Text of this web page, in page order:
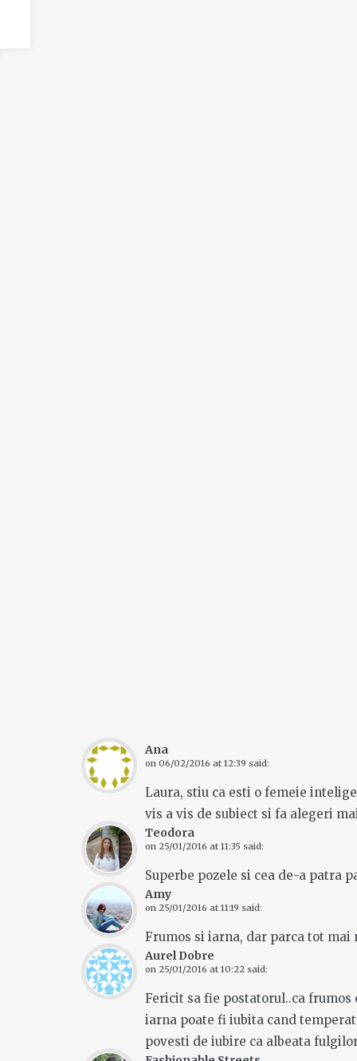
Ana
on 06/02/2016 at 12:39 said:
Laura, stiu ca esti o femeie
vis a vis de subiect si fa alegeri
Teodora
on 25/01/2016 at 11:35 said:
Superbe pozele si cea de-a patra
Amy
on 25/01/2016 at 11:19 said:
Frumos si iarna, dar parca tot mai
Aurel Dobre
on 25/01/2016 at 10:22 said:
Fericit sa fie postatorul..ca
iarna poate fi iubita cand
povesti de iubire ca albeata